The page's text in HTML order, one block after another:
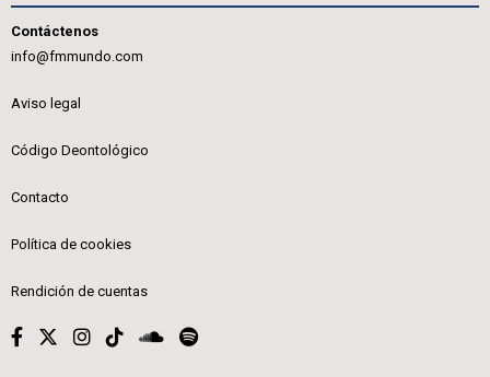
Contáctenos
info@fmmundo.com
Aviso legal
Código Deontológico
Contacto
Política de cookies
Rendición de cuentas